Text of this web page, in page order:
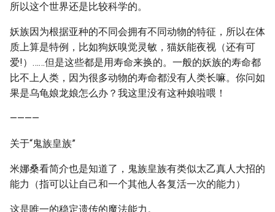
所以这个世界还是比较科学的。
妖族因为根据亚种的不同会拥有不同动物的特征，所以在体
质上算是特例，比如狗妖嗅觉灵敏，猫妖能夜视（还有可
爱!）……但是这些都是用寿命来换的。一般的妖族的寿命都
比不上人类，因为很多动物的寿命都没有人类长嘛。你问如
果是乌龟娘龙娘怎么办？我这里没有这种娘啦喂！
————
关于“鬼族皇族”
米娜桑看简介也是知道了，鬼族皇族有类似太乙真人大招的
能力（指可以让自己和一个其他人各复活一次的能力）
这是唯一的稳定遗传的魔法能力。